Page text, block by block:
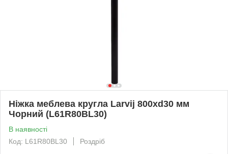
Ніжка меблева кругла Larvij 800xd30 мм
Чорний (L61R80BL30)
В наявності
Код: L61R80BL30
Роздріб